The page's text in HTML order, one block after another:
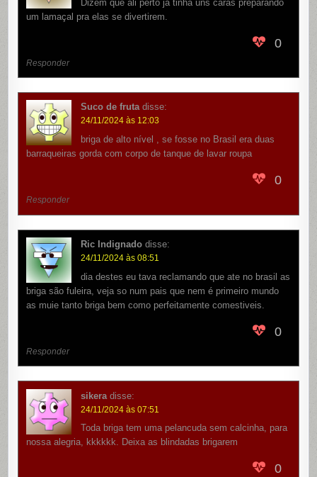
Dizem que ali perto já tinha uns caras preparando
um lamaçal pra elas se divertirem.
0
Responder
Suco de fruta disse:
24/11/2024 às 12:03
briga de alto nível , se fosse no Brasil era duas
barraqueiras gorda com corpo de tanque de lavar roupa
0
Responder
Ric Indignado disse:
24/11/2024 às 08:51
dia destes eu tava reclamando que ate no brasil as
briga são fuleira, veja so num pais que nem é primeiro mundo
as muie tanto briga bem como perfeitamente comestiveis.
0
Responder
sikera disse:
24/11/2024 às 07:51
Toda briga tem uma pelancuda sem calcinha, para
nossa alegria, kkkkkk. Deixa as blindadas brigarem
0